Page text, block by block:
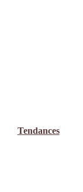
Tendances